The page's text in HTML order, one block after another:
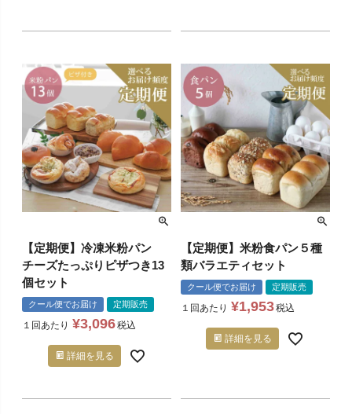
【定期便】冷凍米粉パン
チーズたっぷりピザつき13
個セット
クール便でお届け 定期販売
１回あたり ¥3,096税込
詳細を見る
【定期便】米粉食パン５種
類バラエティセット
クール便でお届け 定期販売
１回あたり ¥1,953税込
詳細を見る